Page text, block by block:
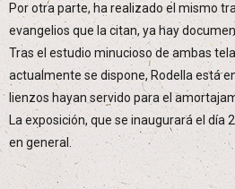
Por otra parte, ha realizado el mismo
evangelios que la citan, ya hay
Tras el estudio minucioso de ambas
actualmente se dispone, Rodella está
lienzos hayan servido para el
La exposición, que se inaugurará el día
en general.